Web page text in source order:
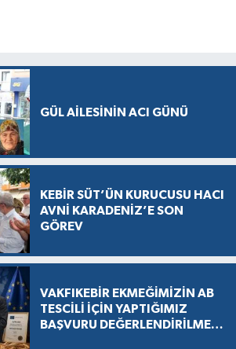
GÜL AİLESİNİN ACI GÜNÜ
KEBİR SÜT’ÜN KURUCUSU HACI
AVNİ KARADENİZ’E SON
GÖREV
VAKFIKEBİR EKMEĞİMİZİN AB
TESCİLİ İÇİN YAPTIĞIMIZ
BAŞVURU DEĞERLENDİRİLMEK